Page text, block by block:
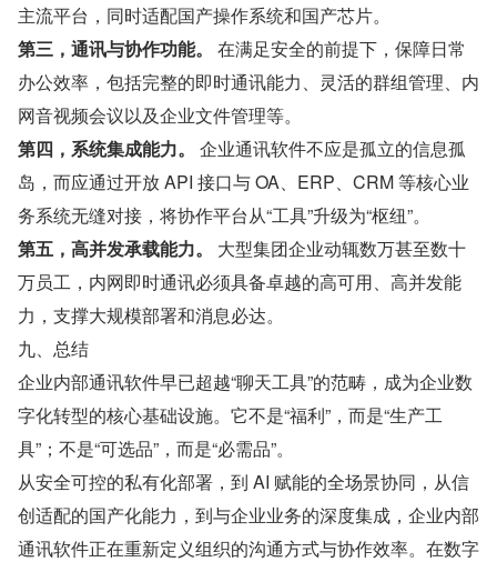
主流平台，同时适配国产操作系统和国产芯片。
第三，通讯与协作功能。
在满足安全的前提下，保障日常
办公效率，包括完整的即时通讯能力、灵活的群组管理、内
网音视频会议以及企业文件管理等。
第四，系统集成能力。
企业通讯软件不应是孤立的信息孤
岛，而应通过开放 API 接口与 OA、ERP、CRM 等核心业
务系统无缝对接，将协作平台从“工具”升级为“枢纽”。
第五，高并发承载能力。
大型集团企业动辄数万甚至数十
万员工，内网即时通讯必须具备卓越的高可用、高并发能
力，支撑大规模部署和消息必达。
九、总结
企业内部通讯软件早已超越“聊天工具”的范畴，成为企业数
字化转型的核心基础设施。它不是“福利”，而是“生产工
具”；不是“可选品”，而是“必需品”。
从安全可控的私有化部署，到 AI 赋能的全场景协同，从信
创适配的国产化能力，到与企业业务的深度集成，企业内部
通讯软件正在重新定义组织的沟通方式与协作效率。在数字